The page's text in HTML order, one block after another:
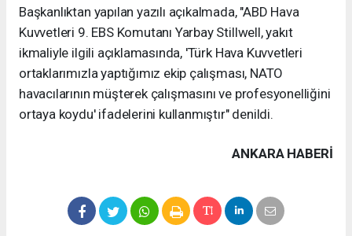
Başkanlıktan yapılan yazılı açıkalmada, "ABD Hava
Kuvvetleri 9. EBS Komutanı Yarbay Stillwell, yakıt
ikmaliyle ilgili açıklamasında, 'Türk Hava Kuvvetleri
ortaklarımızla yaptığımız ekip çalışması, NATO
havacılarının müşterek çalışmasını ve profesyonelliğini
ortaya koydu' ifadelerini kullanmıştır" denildi.
ANKARA HABERİ